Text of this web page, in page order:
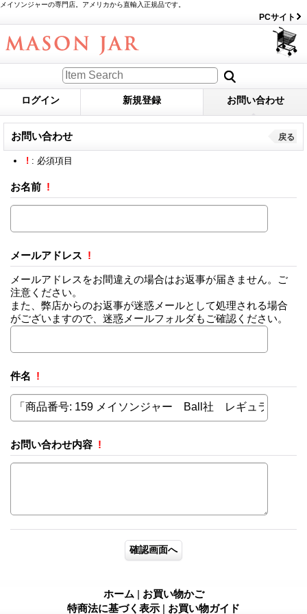
メイソンジャーの専門店。アメリカから直輸入正規品です。
PCサイト
ログイン 新規登録 お問い合わせ
お問い合わせ 戻る
! : 必須項目
お名前 !
メールアドレス !
メールアドレスをお間違えの場合はお返事が届きません。ご
注意ください。
また、弊店からのお返事が迷惑メールとして処理される場合
がございますので、迷惑メールフォルダもご確認ください。
件名 !
お問い合わせ内容 !
ホーム | お買い物かご
特商法に基づく表示 | お買い物ガイド